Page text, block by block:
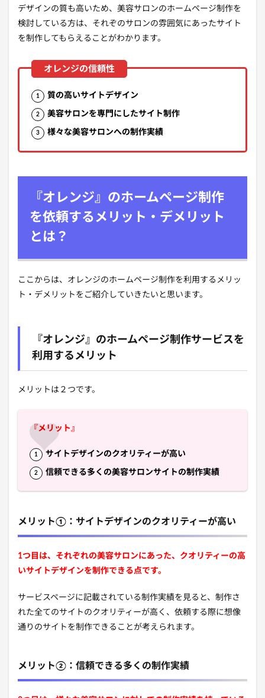
デザインの質も高いため、美容サロンのホームページ制作を
検討している方は、それぞのサロンの雰囲気にあったサイト
を制作してもらえることがわかります。
質の高いサイトデザイン
美容サロンを専門にしたサイト制作
様々な美容サロンへの制作実績
『オレンジ』のホームページ制作
を依頼するメリット・デメリット
とは？
ここからは、オレンジのホームページ制作を利用するメリッ
ト・デメリットをご紹介していきたいと思います。
『オレンジ』のホームページ制作サービスを
利用するメリット
メリットは２つです。
『メリット』
サイトデザインのクオリティーが高い
信頼できる多くの美容サロンサイトの制作実績
メリット①：サイトデザインのクオリティーが高い
1つ目は、それぞれの美容サロンにあった、クオリティーの高
いサイトデザインを制作できる点です。
サービスページに記載されている制作実績を見ると、制作さ
れた全てのサイトのクオリティーが高く、依頼する際に想像
通りのサイトを制作できることが考えられます。
メリット②：信頼できる多くの制作実績